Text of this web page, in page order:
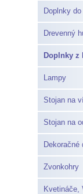
Doplnky
Drevenný
Doplnky z
Lampy
Stojan na
Stojan na
Dekoračné
Zvonkohry
Kvetináče,